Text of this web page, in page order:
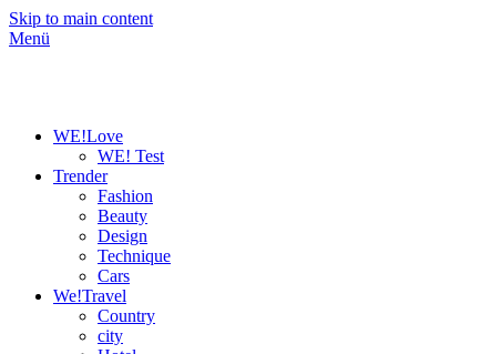
Skip to main content
Menü
WE!Love
WE! Test
Trender
Fashion
Beauty
Design
Technique
Cars
We!Travel
Country
city